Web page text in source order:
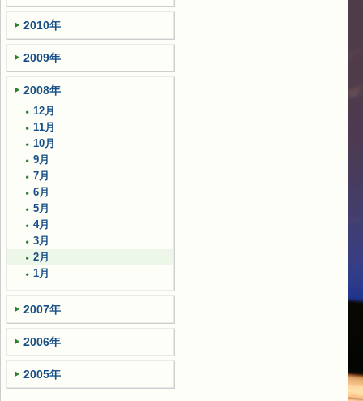
2010年
2009年
2008年
12月
11月
10月
9月
7月
6月
5月
4月
3月
2月
1月
2007年
2006年
2005年